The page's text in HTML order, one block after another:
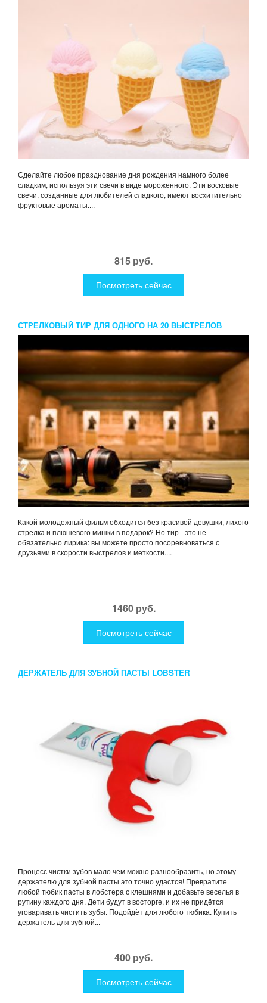
Сделайте любое празднование дня рождения намного более
сладким, используя эти свечи в виде мороженного. Эти восковые
свечи, созданные для любителей сладкого, имеют восхитительно
фруктовые ароматы....
815 руб.
Посмотреть сейчас
СТРЕЛКОВЫЙ ТИР ДЛЯ ОДНОГО НА 20 ВЫСТРЕЛОВ
Какой молодежный фильм обходится без красивой девушки, лихого
стрелка и плюшевого мишки в подарок? Но тир - это не
обязательно лирика: вы можете просто посоревноваться с
друзьями в скорости выстрелов и меткости....
1460 руб.
Посмотреть сейчас
ДЕРЖАТЕЛЬ ДЛЯ ЗУБНОЙ ПАСТЫ LOBSTER
Процесс чистки зубов мало чем можно разнообразить, но этому
держателю для зубной пасты это точно удастся! Превратите
любой тюбик пасты в лобстера с клешнями и добавьте веселья в
рутину каждого дня. Дети будут в восторге, и их не придётся
уговаривать чистить зубы. Подойдёт для любого тюбика. Купить
держатель для зубной...
400 руб.
Посмотреть сейчас